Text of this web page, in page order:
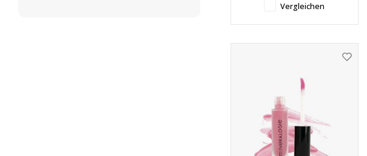
Vergleichen